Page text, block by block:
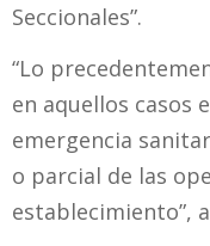
Seccionales”.
“Lo
en aquellos casos
emergencia
o parcial de las
establecimiento”,